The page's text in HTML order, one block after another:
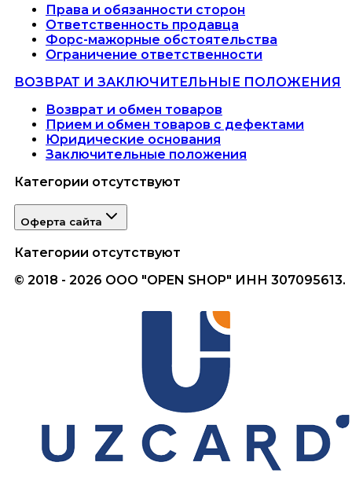
Права и обязанности сторон
Ответственность продавца
Форс-мажорные обстоятельства
Ограничение ответственности
ВОЗВРАТ И ЗАКЛЮЧИТЕЛЬНЫЕ ПОЛОЖЕНИЯ
Возврат и обмен товаров
Прием и обмен товаров с дефектами
Юридические основания
Заключительные положения
Категории отсутствуют
Оферта сайта
Категории отсутствуют
© 2018 - 2026 ООО "OPEN SHOP" ИНН 307095613.